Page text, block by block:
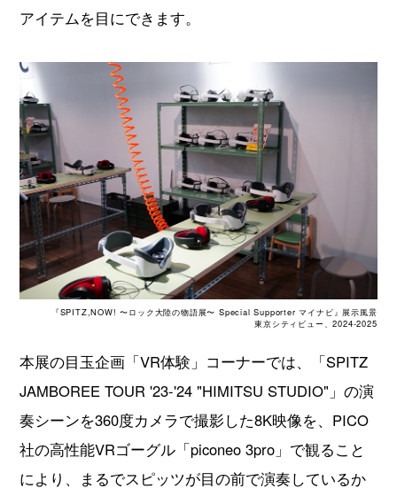
アイテムを目にできます。
『SPITZ,NOW! 〜ロック大陸の物語展〜 Special Supporter マイナビ』展示風景
東京シティビュー、2024-2025
本展の目玉企画「VR体験」コーナーでは、「SPITZ
JAMBOREE TOUR '23-'24 "HIMITSU STUDIO"」の演
奏シーンを360度カメラで撮影した8K映像を、PICO
社の高性能VRゴーグル「piconeo 3pro」で観ること
により、まるでスピッツが目の前で演奏しているか